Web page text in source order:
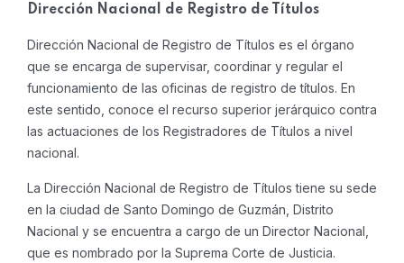
Dirección Nacional de Registro de Títulos
Dirección Nacional de Registro de Títulos es el órgano
que se encarga de supervisar, coordinar y regular el
funcionamiento de las oficinas de registro de títulos. En
este sentido, conoce el recurso superior jerárquico contra
las actuaciones de los Registradores de Títulos a nivel
nacional.
La Dirección Nacional de Registro de Títulos tiene su sede
en la ciudad de Santo Domingo de Guzmán, Distrito
Nacional y se encuentra a cargo de un Director Nacional,
que es nombrado por la Suprema Corte de Justicia.